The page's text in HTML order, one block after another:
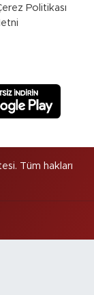
Politikası
Tüm hakları